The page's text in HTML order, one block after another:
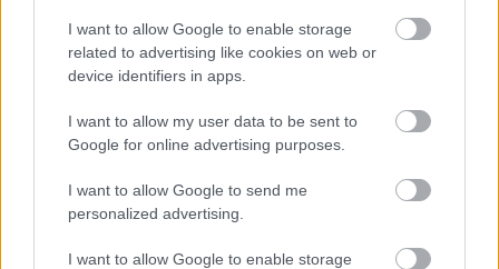
I want to allow Google to enable storage
related to advertising like cookies on web or
device identifiers in apps.
I want to allow my user data to be sent to
Google for online advertising purposes.
I want to allow Google to send me
personalized advertising.
I want to allow Google to enable storage
E-mail cím
adatvédelmi
szabályzatot!